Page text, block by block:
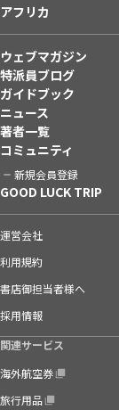
アフリカ
ウェブマガジン
特派員ブログ
ガイドブック
ニュース
著者一覧
コミュニティ
新規会員登録
GOOD LUCK TRIP
運営会社
利用規約
書店御担当者様へ
採用情報
関連サービス
海外航空券
旅行用品